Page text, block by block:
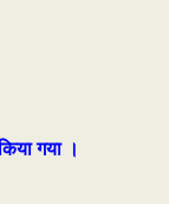
गया ।